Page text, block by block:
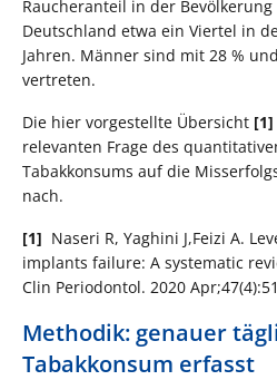
Raucheranteil in der
Deutschland etwa ein Viertel in
Jahren. Männer sind mit 28 %
vertreten.
Die hier vorgestellte Übersicht [1]
relevanten Frage des
Tabakkonsums auf die
nach.
[1] Naseri R, Yaghini J,Feizi A.
implants failure: A systematic
Clin Periodontol. 2020
Methodik: genauer
Tabakkonsum erfasst